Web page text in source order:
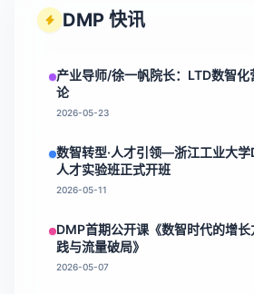
DMP 快讯
产业导师/徐一帆院长：LTD数智化
论
2026-05-23
数智转型·人才引领—浙江工业大
人才实验班正式开班
2026-05-11
DMP首期公开课《数智时代的增
践与流量破局》
2026-05-07